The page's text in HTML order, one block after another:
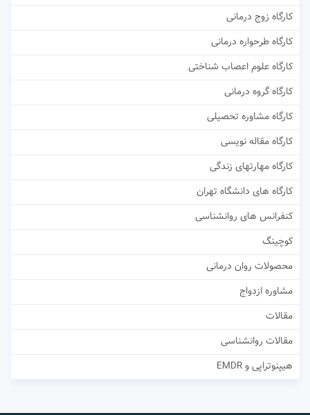
کارگاه زوج درمانی
کارگاه طرحواره درمانی
کارگاه علوم اعصاب شناختی
کارگاه گروه درمانی
کارگاه مشاوره تحصیلی
کارگاه مقاله نویسی
کارگاه مهارتهای زندگی
کارگاه های دانشگاه تهران
کنفرانس های روانشناسی
کوچینگ
محصولات روان درمانی
مشاوره ازدواج
مقالات
مقالات روانشناسی
هیپنوتراپی و EMDR